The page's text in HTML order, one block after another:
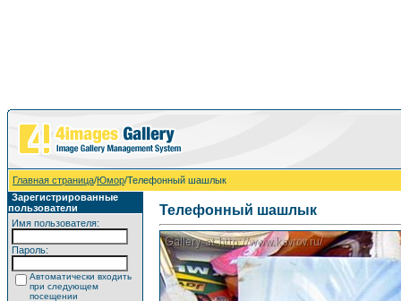
Главная страница/Юмор/Телефонный шашлык
Зарегистрированные
пользователи
Имя пользователя:
Пароль:
Автоматически входить
при следующем
посещении
Телефонный шашлык